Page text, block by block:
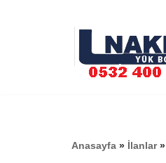
Anasayfa » İlanlar»